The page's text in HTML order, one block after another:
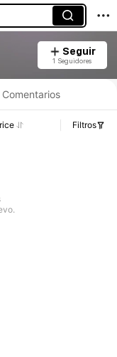
Seguir
1 Seguidores
Comentarios
Filtros